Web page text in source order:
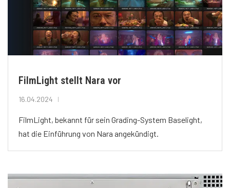
FilmLight stellt Nara vor
16.04.2024
FilmLight, bekannt für sein Grading-System Baselight,
hat die Einführung von Nara angekündigt.